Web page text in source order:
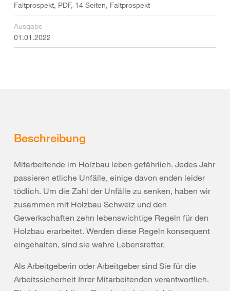
Faltprospekt, PDF, 14 Seiten, Faltprospekt
Ausgabe
01.01.2022
Beschreibung
Mitarbeitende im Holzbau leben gefährlich. Jedes Jahr
passieren etliche Unfälle, einige davon enden leider
tödlich. Um die Zahl der Unfälle zu senken, haben wir
zusammen mit Holzbau Schweiz und den
Gewerkschaften zehn lebenswichtige Regeln für den
Holzbau erarbeitet. Werden diese Regeln konsequent
eingehalten, sind sie wahre Lebensretter.
Als Arbeitgeberin oder Arbeitgeber sind Sie für die
Arbeitssicherheit Ihrer Mitarbeitenden verantwortlich.